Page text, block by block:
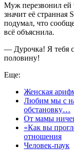
Муж перезвонил ей
значит её странная
подумал, что
всё объяснила.
— Дурочка! Я тебя
половину!
Еще:
Женская
Любим мы с
обстановку…
От мамы
«Как вы
отношения
Человек-паук